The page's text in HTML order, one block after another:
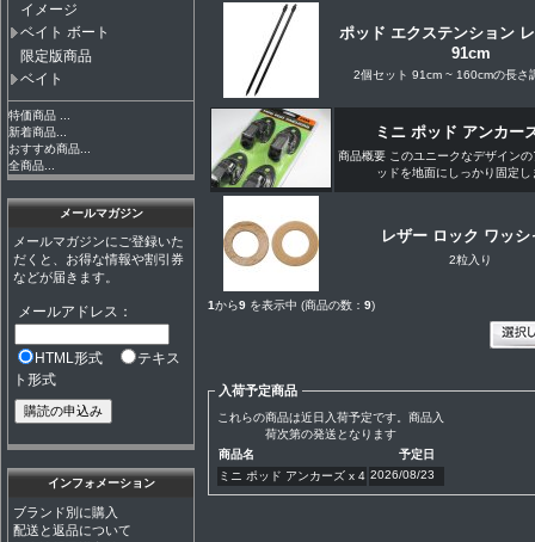
イメージ
ベイト ボート
限定版商品
ベイト
特価商品 ...
新着商品...
おすすめ商品...
全商品...
メールマガジン
メールマガジンにご登録いた
だくと、お得な情報や割引券
などが届きます。
メールアドレス：
HTML形式
テキス
ト形式
インフォメーション
ブランド別に購入
配送と返品について
ポッド エクステンション
91cm
2個セット 91cm ~ 160cmの長さ
ミニ ポッド アンカー
商品概要 このユニークなデザイン
ッドを地面にしっかり固定し
レザー ロック ワッシ
2粒入り
1から9 を表示中 (商品の数： 9)
入荷予定商品
これらの商品は近日入荷予定です。商品入
荷次第の発送となります
商品名
予定日
ミニ ポッド アンカーズ x 4 2026/08/23